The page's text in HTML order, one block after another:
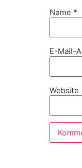
Name *
E-Mail-
Website